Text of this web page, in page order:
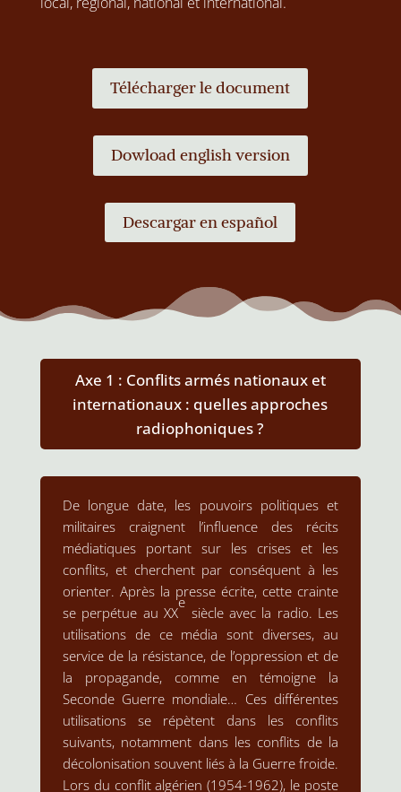
Télécharger le document
Dowload english version
Descargar en español
Axe 1 : Conflits armés nationaux et
internationaux : quelles approches
radiophoniques ?
De longue date, les pouvoirs politiques et
militaires craignent l’influence des récits
médiatiques portant sur les crises et les
conflits, et cherchent par conséquent à les
orienter. Après la presse écrite, cette crainte
se perpétue au XX
e
siècle avec la radio. Les
utilisations de ce média sont diverses, au
service de la résistance, de l’oppression et de
la propagande, comme en témoigne la
Seconde Guerre mondiale… Ces différentes
utilisations se répètent dans les conflits
suivants, notamment dans les conflits de la
décolonisation souvent liés à la Guerre froide.
Lors du conflit algérien (1954-1962), le poste